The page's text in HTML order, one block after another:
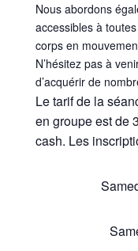
Nous abordons
accessibles à
corps en
N’hésitez pas à
d’acquérir de
Le tarif de la
en groupe est de
cash. Les